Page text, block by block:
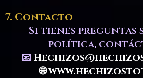
7. Contacto
Si tienes preguntas
política,
📧
🌐